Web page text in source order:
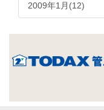
2009年1月(12)